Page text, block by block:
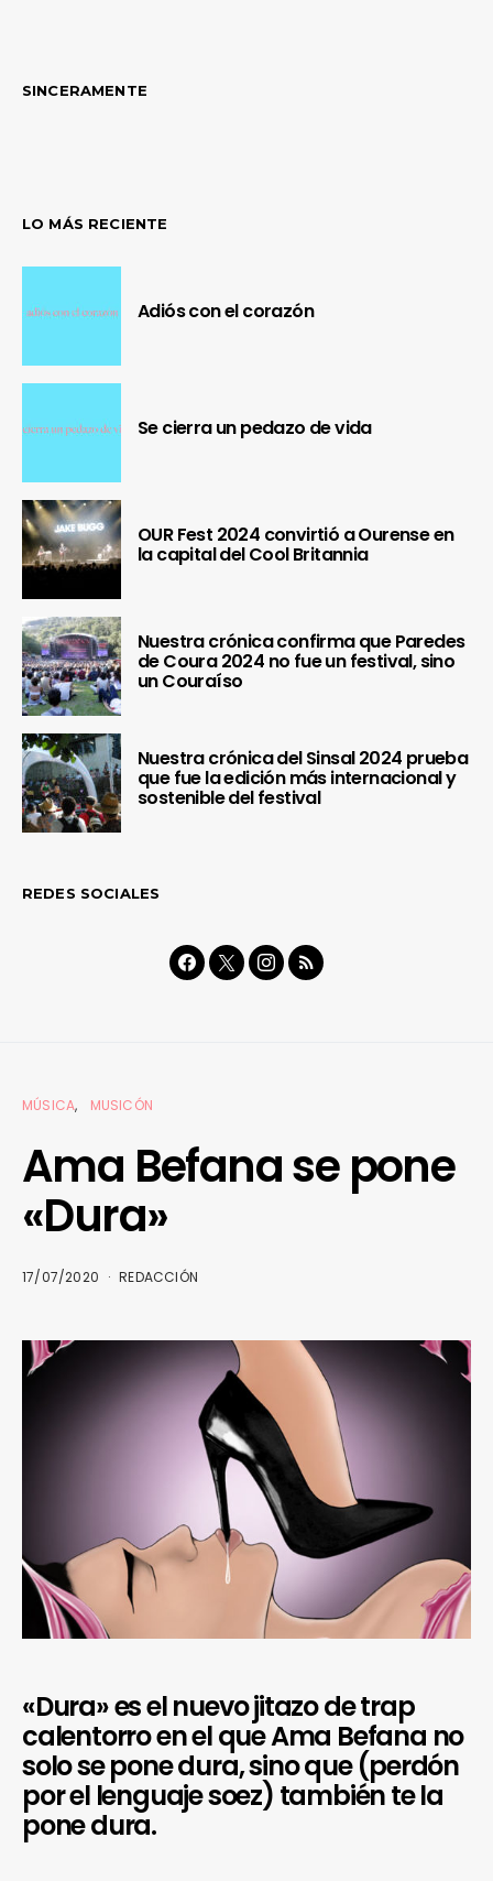
SINCERAMENTE
LO MÁS RECIENTE
Adiós con el corazón
Se cierra un pedazo de vida
OUR Fest 2024 convirtió a Ourense en
la capital del Cool Britannia
Nuestra crónica confirma que Paredes
de Coura 2024 no fue un festival, sino
un Couraíso
Nuestra crónica del Sinsal 2024 prueba
que fue la edición más internacional y
sostenible del festival
REDES SOCIALES
MÚSICA MUSICÓN
Ama Befana se pone
«Dura»
17/07/2020 REDACCIÓN
«Dura» es el nuevo jitazo de trap
calentorro en el que Ama Befana no
solo se pone dura, sino que (perdón
por el lenguaje soez) también te la
pone dura.